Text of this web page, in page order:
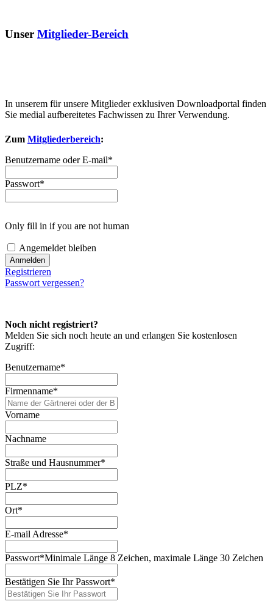
Unser Mitglieder-Bereich
In unserem für unsere Mitglieder exklusiven Downloadportal finden
Sie medial aufbereitetes Fachwissen zu Ihrer Verwendung.
Zum Mitgliederbereich:
Benutzername oder E-mail*
Passwort*
Only fill in if you are not human
Angemeldet bleiben
Registrieren
Passwort vergessen?
Noch nicht registriert?
Melden Sie sich noch heute an und erlangen Sie kostenlosen
Zugriff:
Benutzername*
Firmenname*
Vorname
Nachname
Straße und Hausnummer*
PLZ*
Ort*
E-mail Adresse*
Passwort*Minimale Länge 8 Zeichen, maximale Länge 30 Zeichen
Bestätigen Sie Ihr Passwort*